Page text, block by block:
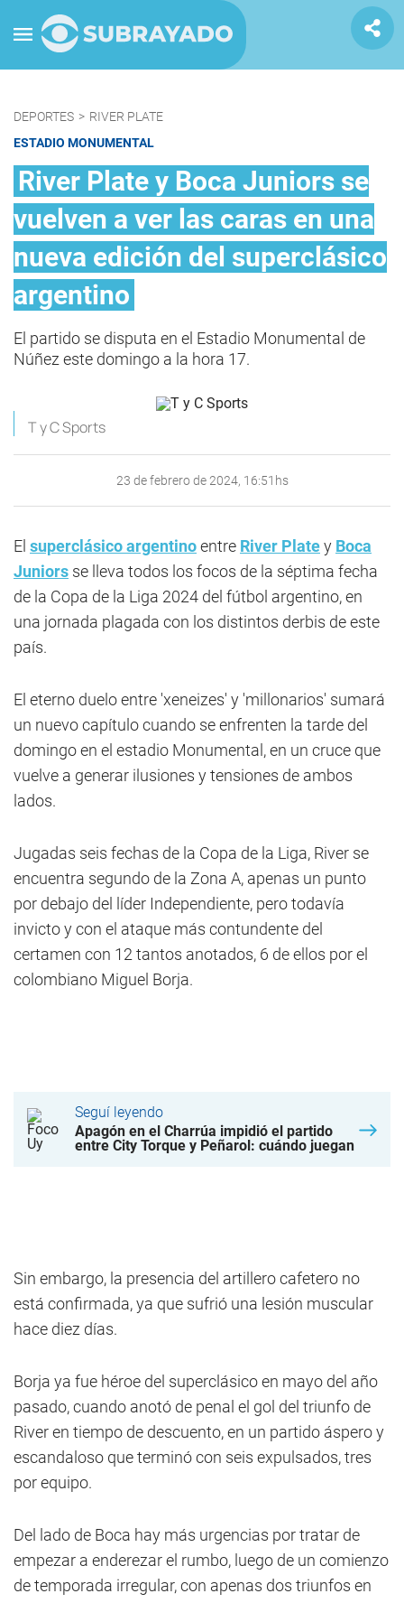
DEPORTES > RIVER PLATE
ESTADIO MONUMENTAL
River Plate y Boca Juniors se
vuelven a ver las caras en una
nueva edición del superclásico
argentino
El partido se disputa en el Estadio Monumental de
Núñez este domingo a la hora 17.
T y C Sports
23 de febrero de 2024, 16:51hs
El superclásico argentinoentre River Platey Boca
Juniors se lleva todos los focos de la séptima fecha
de la Copa de la Liga 2024 del fútbol argentino, en
una jornada plagada con los distintos derbis de este
país.
El eterno duelo entre 'xeneizes' y 'millonarios' sumará
un nuevo capítulo cuando se enfrenten la tarde del
domingo en el estadio Monumental, en un cruce que
vuelve a generar ilusiones y tensiones de ambos
lados.
Jugadas seis fechas de la Copa de la Liga, River se
encuentra segundo de la Zona A, apenas un punto
por debajo del líder Independiente, pero todavía
invicto y con el ataque más contundente del
certamen con 12 tantos anotados, 6 de ellos por el
colombiano Miguel Borja.
Seguí leyendo
Apagón en el Charrúa impidió el partido
entre City Torque y Peñarol: cuándo juegan
Sin embargo, la presencia del artillero cafetero no
está confirmada, ya que sufrió una lesión muscular
hace diez días.
Borja ya fue héroe del superclásico en mayo del año
pasado, cuando anotó de penal el gol del triunfo de
River en tiempo de descuento, en un partido áspero y
escandaloso que terminó con seis expulsados, tres
por equipo.
Del lado de Boca hay más urgencias por tratar de
empezar a enderezar el rumbo, luego de un comienzo
de temporada irregular, con apenas dos triunfos en